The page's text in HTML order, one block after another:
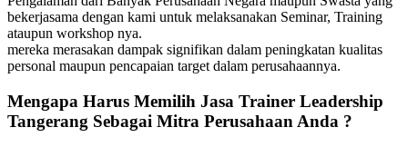
bekerjasama dengan kami untuk melaksanakan Seminar, Training
ataupun workshop nya.
mereka merasakan dampak signifikan dalam peningkatan kualitas
personal maupun pencapaian target dalam perusahaannya.
Mengapa Harus Memilih Jasa Trainer Leadership
Tangerang Sebagai Mitra Perusahaan Anda ?